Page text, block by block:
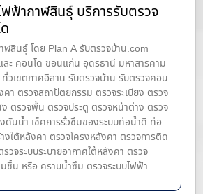
ฟ้ากาฬสินธุ์ บริการรับตรวจ
ฬสินธุ์ โดย Plan A รับตรวจบ้าน.com
ละ คอนโด ขอนแก่น อุดรธานี มหาสารคาม
วเขตภาคอีสาน รับตรวจบ้าน รับตรวจคอน
า ตรวจสถาปัตยกรรม ตรวจระเบียง ตรวจ
ตรวจพื้น ตรวจประตู ตรวจหน้าต่าง​ ตรวจ
ดันน้ำ เช็คการรั่วซึมของระบบท่อน้ำ​ดี ท่อ
งใต้หลังคา ตรวจโครงหลังคา ตรวจการติด
วจระบบระบายอากาศใต้หลังคา ตรวจ
ชื้น หรือ คราบน้ำซึม ตรวจระบบไฟฟ้า